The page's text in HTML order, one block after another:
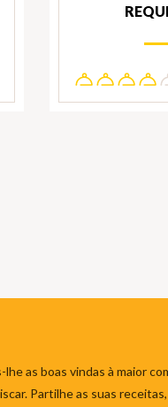
lhe as boas vindas à maior
Partilhe as suas